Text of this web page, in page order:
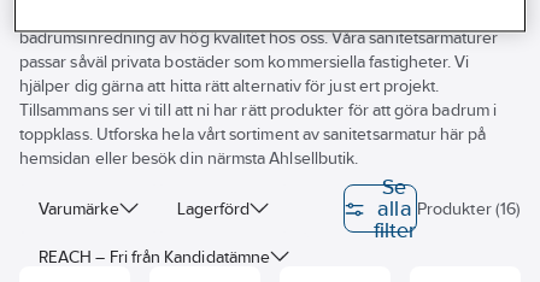
badrumsinredning av hög kvalitet hos oss. Våra sanitetsarmaturer
passar såväl privata bostäder som kommersiella fastigheter. Vi
hjälper dig gärna att hitta rätt alternativ för just ert projekt.
Tillsammans ser vi till att ni har rätt produkter för att göra badrum i
toppklass. Utforska hela vårt sortiment av sanitetsarmatur här på
hemsidan eller besök din närmsta Ahlsellbutik.
Varumärke Lagerförd
REACH – Fri från Kandidatämne
Se
alla
filter
Produkter (16)